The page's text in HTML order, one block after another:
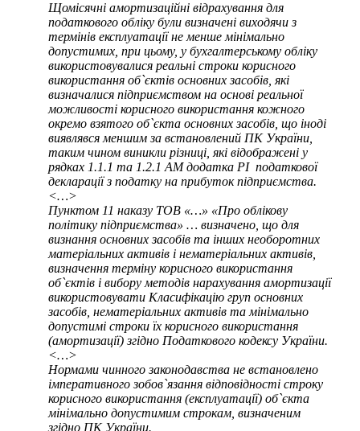
Щомісячні амортизаційні відрахування для
податкового обліку були визначені виходячи з
термінів експлуатації не менше мінімально
допустимих, при цьому, у бухгалтерському обліку
використовувалися реальні строки корисного
використання об`єктів основних засобів, які
визначалися підприємством на основі реальної
можливості корисного використання кожного
окремо взятого об`єкта основних засобів, що іноді
виявлявся меншим за встановлений ПК України,
таким чином виникли різниці, які відображені у
рядках 1.1.1 та 1.2.1 АМ додатка РІ податкової
декларації з податку на прибуток підприємства.
<…>
Пунктом 11 наказу ТОВ «…» «Про облікову
політику підприємства» … визначено, що для
визнання основних засобів та інших необоротних
матеріальних активів і нематеріальних активів,
визначення терміну корисного використання
об`єктів і вибору методів нарахування амортизації
використовувати Класифікацію груп основних
засобів, нематеріальних активів та мінімально
допустимі строки їх корисного використання
(амортизації) згідно Податкового кодексу України.
<…>
Нормами чинного законодавства не встановлено
імперативного зобов`язання відповідності строку
корисного використання (експлуатації) об`єкта
мінімально допустимим строкам, визначеним
згідно ПК України.